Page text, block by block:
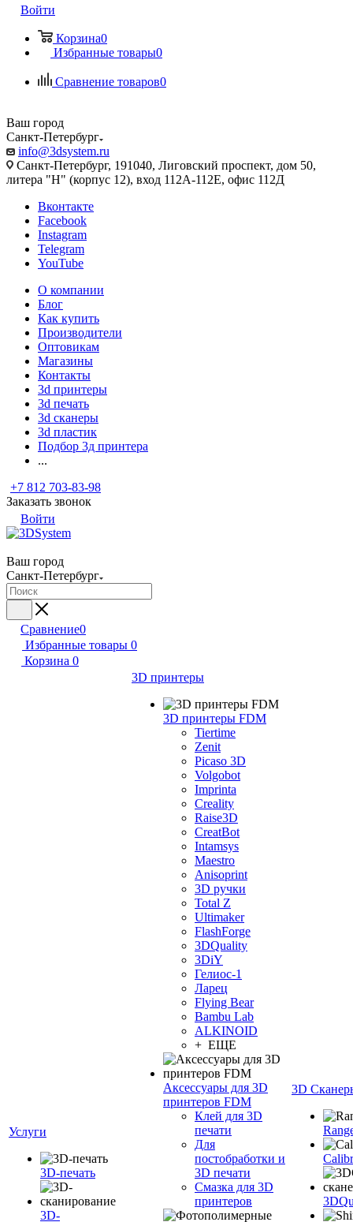
Войти
Корзина0
Избранные товары0
Сравнение товаров0
Ваш город
Санкт-Петербург
info@3dsystem.ru
Санкт-Петербург, 191040, Лиговский проспект, дом 50,
литера "Н" (корпус 12), вход 112А-112Е, офис 112Д
Вконтакте
Facebook
Instagram
Telegram
YouTube
О компании
Блог
Как купить
Производители
Оптовикам
Магазины
Контакты
3d принтеры
3d печать
3d сканеры
3d пластик
Подбор 3д принтера
...
+7 812 703-83-98
Заказать звонок
Войти
Ваш город
Санкт-Петербург
Сравнение0
Избранные товары 0
Корзина 0
Услуги
3D-печать
3D-
3D принтеры
3D принтеры FDM
Tiertime
Zenit
Picaso 3D
Volgobot
Imprinta
Creality
Raise3D
CreatBot
Intamsys
Maestro
Anisoprint
3D ручки
Total Z
Ultimaker
FlashForge
3DQuality
3DiY
Гелиос-1
Ларец
Flying Bear
Bambu Lab
ALKINOID
+ ЕЩЕ
Аксессуары для 3D
принтеров FDM
Клей для 3D
печати
Для
постобработки и
3D печати
Смазка для 3D
принтеров
3D